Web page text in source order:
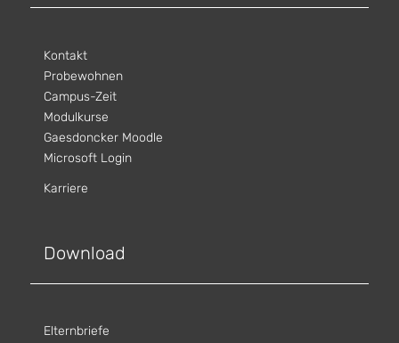
Kontakt
Probewohnen
Campus-Zeit
Modulkurse
Gaesdoncker Moodle
Microsoft Login
Karriere
Download
Elternbriefe